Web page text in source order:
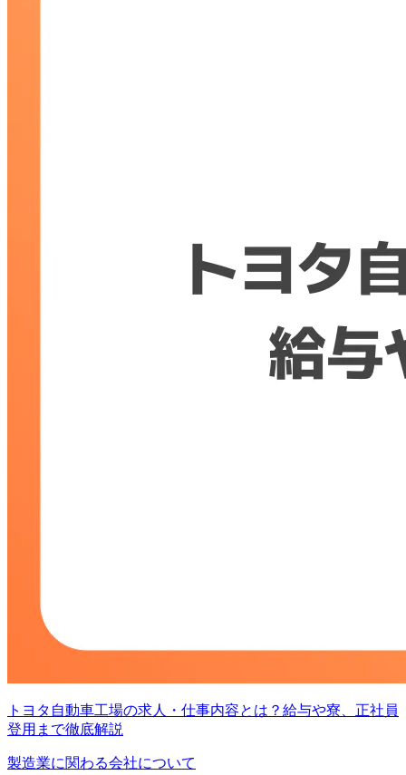
トヨタ自動車工場の求人・仕事内容とは？給与や寮、正社員
登用まで徹底解説
製造業に関わる会社について